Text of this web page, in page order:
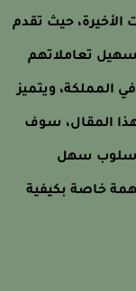
حيث تقدم
تعاملاتهم
ويتميز
المقال، سوف
سهل
خاصة بكيفية